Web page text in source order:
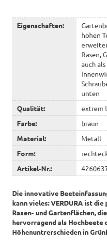
Eigenschaften:
hohen
Rasen,
auch
unten
Qualität:
extrem
Farbe:
braun
Material:
Metall
Form:
Artikel-Nr.:
Die innovative
kann vieles: VERDURA ist
Rasen- und Gartenflächen,
hervorragend als Hochbeete
Höhenuntrerschieden in